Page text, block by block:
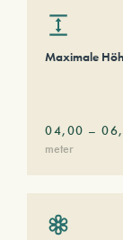
Maximale
04,00 –
meter